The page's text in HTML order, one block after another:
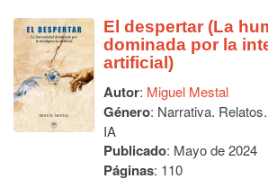
El despertar (La
dominada por la
artificial)
Autor: Miguel Mestal
Género: Narrativa.
IA
Publicado: Mayo de 2024
Páginas: 110